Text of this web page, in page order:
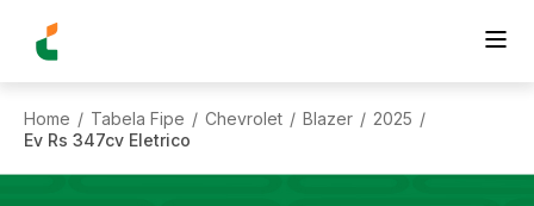
Home / Tabela Fipe / Chevrolet / Blazer / 2025 /
Ev Rs 347cv Eletrico